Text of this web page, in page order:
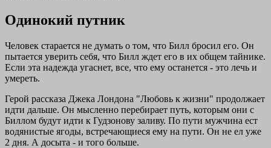
Одинокий путник
Человек старается не думать о том, что Билл бросил его. Он
пытается уверить себя, что Билл ждет его в их общем тайнике.
Если эта надежда угаснет, все, что ему останется - это лечь и
умереть.
Герой рассказа Джека Лондона "Любовь к жизни" продолжает
идти дальше. Он мысленно перебирает путь, которым они с
Биллом будут идти к Гудзонову заливу. По пути мужчина ест
водянистые ягоды, встречающиеся ему на пути. Он не ел уже
2 дня. А досыта - и того больше.